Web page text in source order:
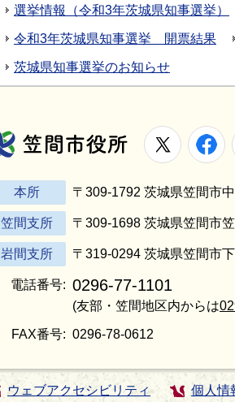
選挙情報（令和3年茨城県知事選挙）
令和3年茨城県知事選挙 開票結果
茨城県知事選挙のお知らせ
笠間市役所
X
本所 〒309-1792 茨城県笠間市
笠間支所 〒309-1698 茨城県笠間市
岩間支所 〒319-0294 茨城県笠間市
電話番号: 0296-77-1101
(友部・笠間地区内からは
FAX番号: 0296-78-0612
ウェブアクセシビリティ 個人情